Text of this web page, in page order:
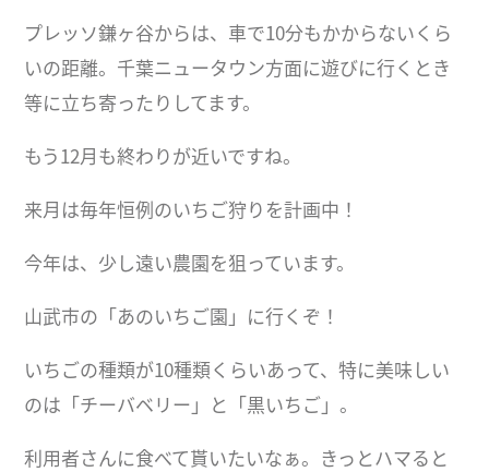
プレッソ鎌ヶ谷からは、車で10分もかからないくら
いの距離。千葉ニュータウン方面に遊びに行くとき
等に立ち寄ったりしてます。
もう12月も終わりが近いですね。
来月は毎年恒例のいちご狩りを計画中！
今年は、少し遠い農園を狙っています。
山武市の「あのいちご園」に行くぞ！
いちごの種類が10種類くらいあって、特に美味しい
のは「チーバベリー」と「黒いちご」。
利用者さんに食べて貰いたいなぁ。きっとハマると